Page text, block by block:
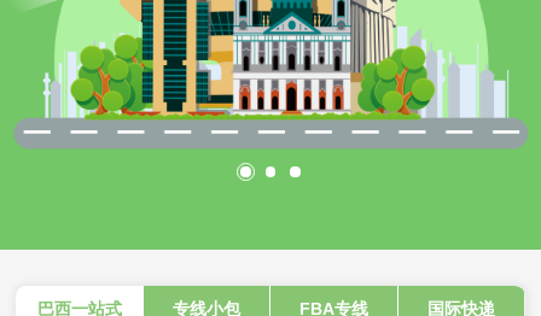
巴西一站式 专线小包 FBA专线 国际快递